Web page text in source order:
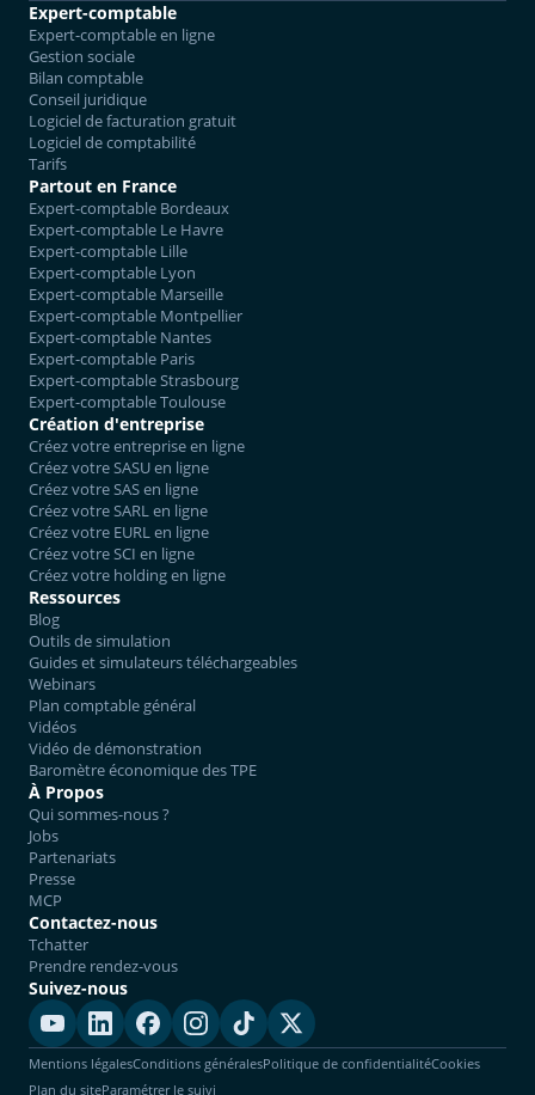
Expert-comptable
Expert-comptable en ligne
Gestion sociale
Bilan comptable
Conseil juridique
Logiciel de facturation gratuit
Logiciel de comptabilité
Tarifs
Partout en France
Expert-comptable Bordeaux
Expert-comptable Le Havre
Expert-comptable Lille
Expert-comptable Lyon
Expert-comptable Marseille
Expert-comptable Montpellier
Expert-comptable Nantes
Expert-comptable Paris
Expert-comptable Strasbourg
Expert-comptable Toulouse
Création d'entreprise
Créez votre entreprise en ligne
Créez votre SASU en ligne
Créez votre SAS en ligne
Créez votre SARL en ligne
Créez votre EURL en ligne
Créez votre SCI en ligne
Créez votre holding en ligne
Ressources
Blog
Outils de simulation
Guides et simulateurs téléchargeables
Webinars
Plan comptable général
Vidéos
Vidéo de démonstration
Baromètre économique des TPE
À Propos
Qui sommes-nous ?
Jobs
Partenariats
Presse
MCP
Contactez-nous
Tchatter
Prendre rendez-vous
Suivez-nous
Mentions légalesConditions généralesPolitique de confidentialitéCookies
Plan du siteParamétrer le suivi